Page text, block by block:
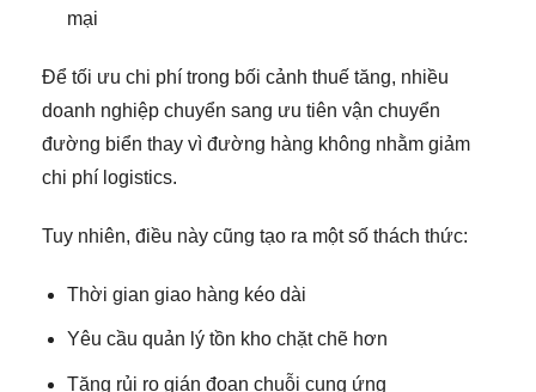
mại
Để tối ưu chi phí trong bối cảnh thuế tăng, nhiều
doanh nghiệp chuyển sang ưu tiên vận chuyển
đường biển thay vì đường hàng không nhằm giảm
chi phí logistics.
Tuy nhiên, điều này cũng tạo ra một số thách thức:
Thời gian giao hàng kéo dài
Yêu cầu quản lý tồn kho chặt chẽ hơn
Tăng rủi ro gián đoạn chuỗi cung ứng